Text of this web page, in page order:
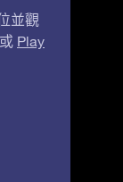
並觀
或 Play